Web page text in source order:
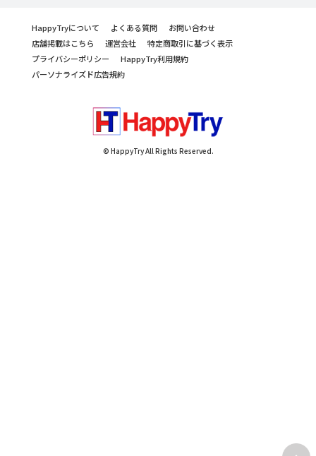
HappyTryについて よくある質問
お問い合わせ
店舗掲載はこちら
運営会社
特定商取引に基づく表示
プライバシーポリシー
HappyTry利用規約
パーソナライズド広告規約
© HappyTry All Rights Reserved.